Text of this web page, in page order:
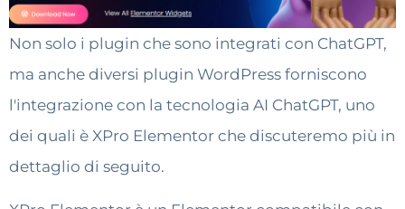
Non solo i plugin che sono integrati con ChatGPT,
ma anche diversi plugin WordPress forniscono
l'integrazione con la tecnologia AI ChatGPT, uno
dei quali è XPro Elementor che discuteremo più in
dettaglio di seguito.